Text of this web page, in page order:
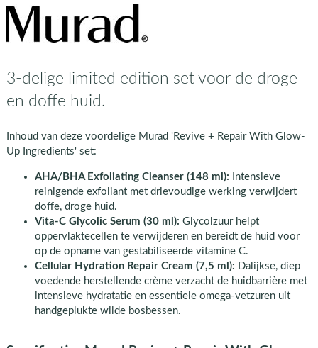
3-delige limited edition set voor de droge
en doffe huid.
Inhoud van deze voordelige Murad 'Revive + Repair With Glow-
Up Ingredients' set:
AHA/BHA Exfoliating Cleanser (148 ml): Intensieve
reinigende exfoliant met drievoudige werking verwijdert
doffe, droge huid.
Vita-C Glycolic Serum (30 ml): Glycolzuur helpt
oppervlaktecellen te verwijderen en bereidt de huid voor
op de opname van gestabiliseerde vitamine C.
Cellular Hydration Repair Cream (7,5 ml): Dalijkse, diep
voedende herstellende crème verzacht de huidbarrière met
intensieve hydratatie en essentiele omega-vetzuren uit
handgeplukte wilde bosbessen.